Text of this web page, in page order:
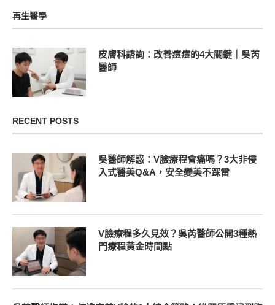
再生醫學
皮膚科諮詢：改善痘痘的4大關鍵｜吳芮
醫師
RECENT POSTS
吳醫師解惑：V臉療程會痛嗎？3大非侵
入式醫美Q&A，安全變美不踩雷
V臉療程多久見效？吳芮醫師公開3種熱
門療程黃金時間點